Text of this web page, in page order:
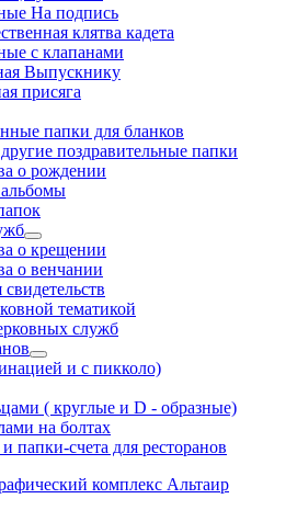
На подпись
клятва кадета
с клапанами
Выпускнику
присяга
папки для бланков
поздравительные папки
о рождении
о крещении
о венчании
тематикой
служб
и с пикколо)
( круглые и D - образные)
на болтах
папки-счета для ресторанов